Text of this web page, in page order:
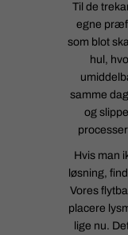
Til de
egne
som blot
hul,
samme
og
Hvis man
løsning,
Vores
placere
lige nu.